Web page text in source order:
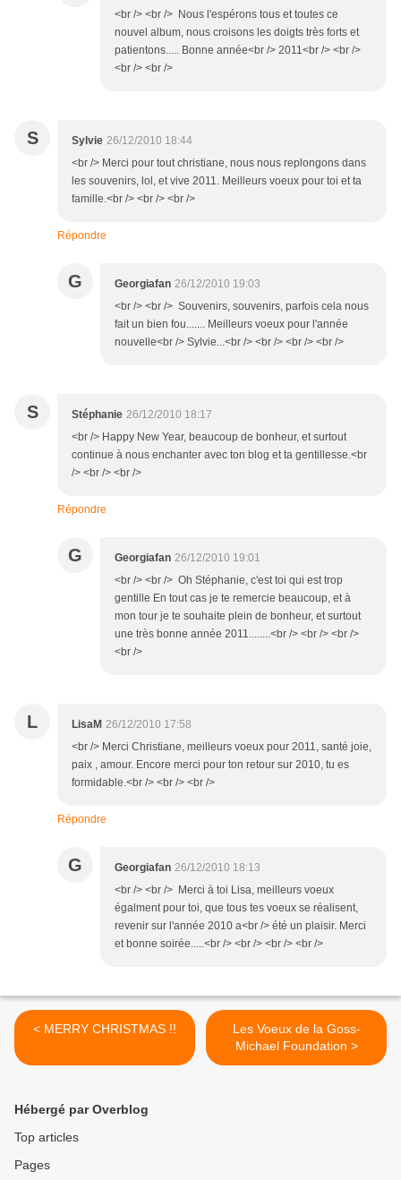
<br /> <br /> Nous l'espérons tous et toutes ce
nouvel album, nous croisons les doigts très forts et
patientons..... Bonne année<br /> 2011<br /> <br />
<br /> <br />
S Sylvie 26/12/2010 18:44
<br /> Merci pour tout christiane, nous nous replongons dans
les souvenirs, lol, et vive 2011. Meilleurs voeux pour toi et ta
famille.<br /> <br /> <br />
Répondre
G Georgiafan 26/12/2010 19:03
<br /> <br /> Souvenirs, souvenirs, parfois cela nous
fait un bien fou....... Meilleurs voeux pour l'année
nouvelle<br /> Sylvie...<br /> <br /> <br /> <br />
S Stéphanie 26/12/2010 18:17
<br /> Happy New Year, beaucoup de bonheur, et surtout
continue à nous enchanter avec ton blog et ta gentillesse.<br
/> <br /> <br />
Répondre
G Georgiafan 26/12/2010 19:01
<br /> <br /> Oh Stéphanie, c'est toi qui est trop
gentille En tout cas je te remercie beaucoup, et à
mon tour je te souhaite plein de bonheur, et surtout
une très bonne année 2011........<br /> <br /> <br />
<br />
L LisaM 26/12/2010 17:58
<br /> Merci Christiane, meilleurs voeux pour 2011, santé joie,
paix , amour. Encore merci pour ton retour sur 2010, tu es
formidable.<br /> <br /> <br />
Répondre
G Georgiafan 26/12/2010 18:13
<br /> <br /> Merci à toi Lisa, meilleurs voeux
égalment pour toi, que tous tes voeux se réalisent,
revenir sur l'année 2010 a<br /> été un plaisir. Merci
et bonne soirée.....<br /> <br /> <br /> <br />
< MERRY CHRISTMAS !!
Les Voeux de la Goss-
Michael Foundation >
Hébergé par Overblog
Top articles
Pages